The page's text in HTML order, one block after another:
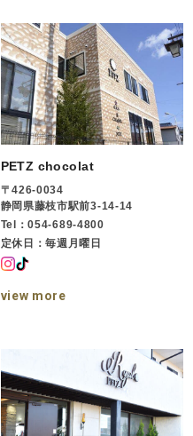
PETZ chocolat
〒426-0034
静岡県藤枝市駅前3-14-14
Tel：054-689-4800
定休日：毎週月曜日
view more